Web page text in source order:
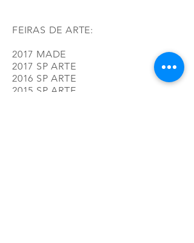
FEIRAS DE ARTE:
2017 MADE
2017 SP ARTE
2016 SP ARTE
2015 SP ARTE